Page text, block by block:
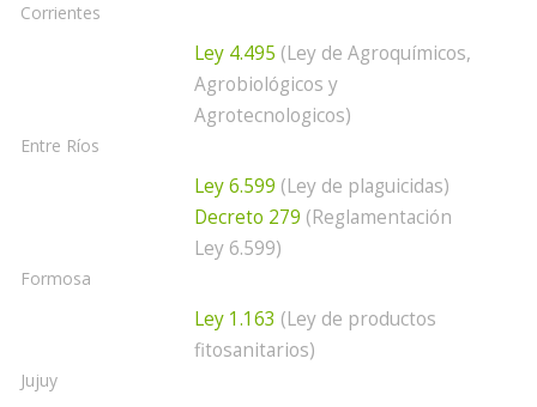
Corrientes
Ley 4.495 (Ley de Agroquímicos,
Agrobiológicos y
Agrotecnologicos)
Entre Ríos
Ley 6.599 (Ley de plaguicidas)
Decreto 279 (Reglamentación
Ley 6.599)
Formosa
Ley 1.163 (Ley de productos
fitosanitarios)
Jujuy